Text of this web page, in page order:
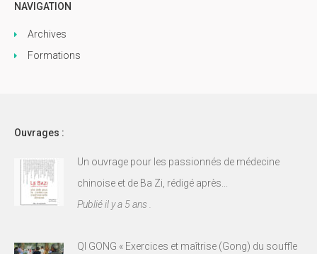
NAVIGATION
Archives
Formations
Ouvrages :
Un ouvrage pour les passionnés de médecine
chinoise et de Ba Zi, rédigé après...
Publié il y a 5 ans .
QI GONG « Exercices et maîtrise (Gong) du souffle